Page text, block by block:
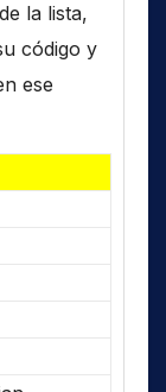
la lista,
código y
ese